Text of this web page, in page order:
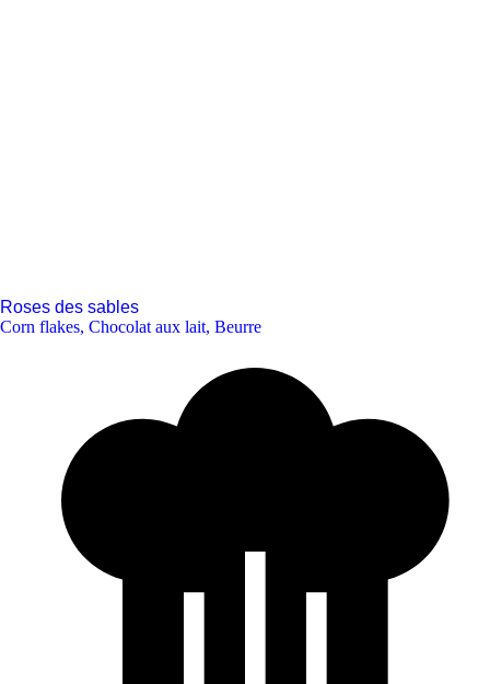
Roses des sables
Corn flakes, Chocolat aux lait, Beurre